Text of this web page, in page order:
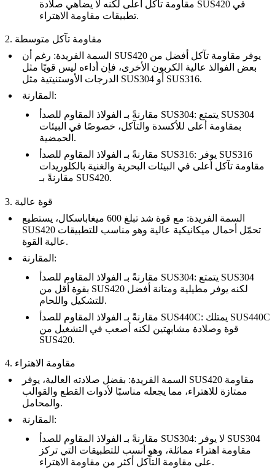
مقاومة تآكل أعلى لكنه لا يضاهي صلادة SUS420 في
تطبيقات مقاومة الاهتراء.
2. مقاومة تآكل متوسطة
السمة الفريدة: رغم أن SUS420 يوفر مقاومة تآكل أفضل من
بعض الفوالذ عالية الكربون الأخرى، فإن أداءه ليس قويًا مثل
الدرجات الأوستنيتية مثل SUS304 أو SUS316.
المقارنة :
مقارنةً بـ الفولاذ المقاوم للصدأ SUS304: يتمتع SUS304
بمقاومة أعلى للأكسدة والتآكل، خصوصًا في البيئات
الحمضية.
مقارنةً بـ الفولاذ المقاوم للصدأ SUS316: يوفر SUS316
مقاومة تآكل أعلى في البيئات البحرية والغنية بالكلوريدات
مقارنةً بـ SUS420.
3. قوة عالية
السمة الفريدة
: مع قوة شد تبلغ 600 ميغاباسكال، يستطيع
SUS420 تحمّل أحمال ميكانيكية عالية وهو مناسب للتطبيقات
عالية القوة.
المقارنة :
مقارنةً بـ الفولاذ المقاوم للصدأ SUS304: يتمتع SUS304
بقوة أقل من SUS420 لكنه يوفر مطيلية ومتانة أفضل
للتشكيل واللحام.
مقارنةً بـ الفولاذ المقاوم للصدأ SUS440C: يمتلك SUS440C
قوة وصلادة مشابهتين لكنه أصعب في التشغيل من
SUS420.
4. مقاومة الاهتراء
السمة الفريدة: بفضل صلادته العالية، يوفر SUS420 مقاومة
ممتازة للاهتراء، مما يجعله مناسبًا لأدوات القطع والقوالب
والمحامل.
المقارنة :
مقارنةً بـ الفولاذ المقاوم للصدأ SUS304: لا يوفر SUS304
مقاومة اهتراء مماثلة، وهو أنسب للتطبيقات التي تركز
على مقاومة التآكل أكثر من مقاومة الاهتراء.